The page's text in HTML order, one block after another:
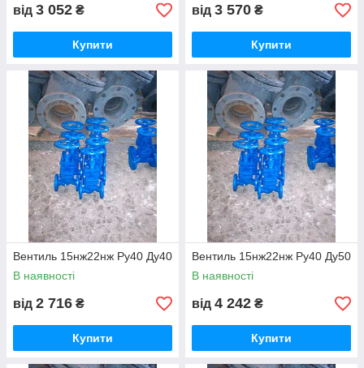
від 3 052 ₴
Купити
від 3 570 ₴
Купити
Вентиль 15нж22нж Ру40 Ду40
В наявності
від 2 716 ₴
Купити
Вентиль 15нж22нж Ру40 Ду50
В наявності
від 4 242 ₴
Купити